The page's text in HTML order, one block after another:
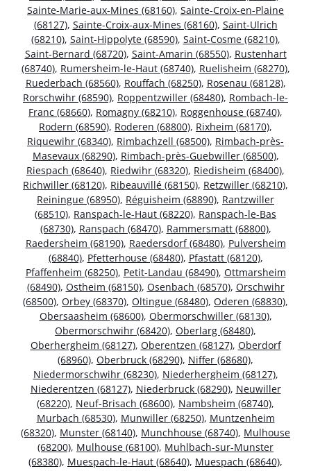
Sainte-Marie-aux-Mines (68160), Sainte-Croix-en-Plaine
(68127), Sainte-Croix-aux-Mines (68160), Saint-Ulrich
(68210), Saint-Hippolyte (68590), Saint-Cosme (68210),
Saint-Bernard (68720), Saint-Amarin (68550), Rustenhart
(68740), Rumersheim-le-Haut (68740), Ruelisheim (68270),
Ruederbach (68560), Rouffach (68250), Rosenau (68128),
Rorschwihr (68590), Roppentzwiller (68480), Rombach-le-
Franc (68660), Romagny (68210), Roggenhouse (68740),
Rodern (68590), Roderen (68800), Rixheim (68170),
Riquewihr (68340), Rimbachzell (68500), Rimbach-près-
Masevaux (68290), Rimbach-près-Guebwiller (68500),
Riespach (68640), Riedwihr (68320), Riedisheim (68400),
Richwiller (68120), Ribeauvillé (68150), Retzwiller (68210),
Reiningue (68950), Réguisheim (68890), Rantzwiller
(68510), Ranspach-le-Haut (68220), Ranspach-le-Bas
(68730), Ranspach (68470), Rammersmatt (68800),
Raedersheim (68190), Raedersdorf (68480), Pulversheim
(68840), Pfetterhouse (68480), Pfastatt (68120),
Pfaffenheim (68250), Petit-Landau (68490), Ottmarsheim
(68490), Ostheim (68150), Osenbach (68570), Orschwihr
(68500), Orbey (68370), Oltingue (68480), Oderen (68830),
Obersaasheim (68600), Obermorschwiller (68130),
Obermorschwihr (68420), Oberlarg (68480),
Oberhergheim (68127), Oberentzen (68127), Oberdorf
(68960), Oberbruck (68290), Niffer (68680),
Niedermorschwihr (68230), Niederhergheim (68127),
Niederentzen (68127), Niederbruck (68290), Neuwiller
(68220), Neuf-Brisach (68600), Nambsheim (68740),
Murbach (68530), Munwiller (68250), Muntzenheim
(68320), Munster (68140), Munchhouse (68740), Mulhouse
(68200), Mulhouse (68100), Muhlbach-sur-Munster
(68380), Muespach-le-Haut (68640), Muespach (68640),